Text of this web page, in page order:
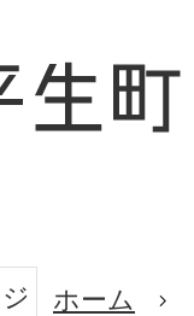
ホーム